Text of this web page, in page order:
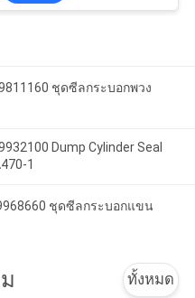
ชุดซีลกระบอกพวง
Dump Cylinder Seal
1
ชุดซีลกระบอกแขน
ทั้งหมด